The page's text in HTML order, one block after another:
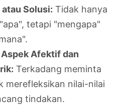
Solusi: Tidak hanya
tetapi "mengapa"
Afektif dan
Terkadang meminta
merefleksikan nilai-nilai
tindakan.